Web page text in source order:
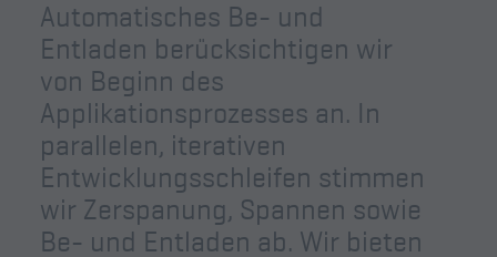
Automatisches Be- und
Entladen berücksichtigen wir
von Beginn des
Applikationsprozesses an. In
parallelen, iterativen
Entwicklungsschleifen stimmen
wir Zerspanung, Spannen sowie
Be- und Entladen ab. Wir bieten